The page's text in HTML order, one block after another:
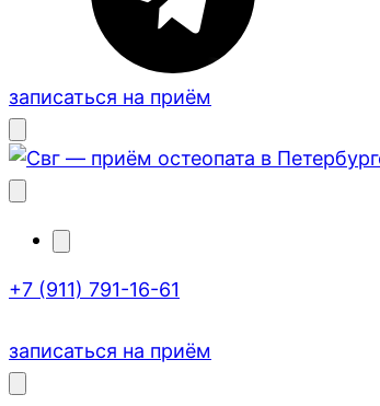
записаться на приём
+7 (911) 791-16-61
записаться на приём